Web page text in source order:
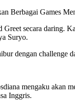
Berbagai Games
secara daring.
Suryo.
dengan challenge
mengaku akan
Inggris.